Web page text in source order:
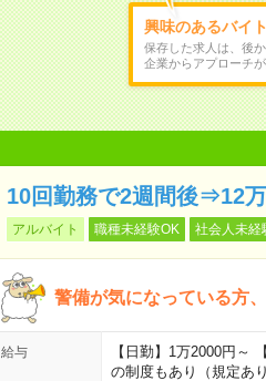
興味のあるバイト
保存した求人は、後
企業からアプローチが
10回勤務で2週間後⇒12
アルバイト 職種未経験OK 社会人未経
警備が気になっている方
給与
【日勤】1万2000円～
の制度もあり（規定あ